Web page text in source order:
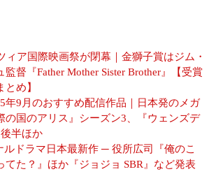
ィア国際映画祭が閉幕｜金獅子賞はジム・
監督『Father Mother Sister Brother』【受賞
め】
年9月のおすすめ配信作品｜日本発のメガ
の国のアリス』シーズン3、『ウェンズデ
半ほか
ルドラマ日本最新作 ─ 役所広司『俺のこ
てた？』ほか『ジョジョ SBR』など発表